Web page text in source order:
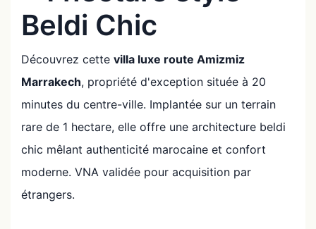
Beldi Chic
Découvrez cette villa luxe route Amizmiz
Marrakech, propriété d'exception située à 20
minutes du centre-ville. Implantée sur un terrain
rare de 1 hectare, elle offre une architecture beldi
chic mêlant authenticité marocaine et confort
moderne. VNA validée pour acquisition par
étrangers.